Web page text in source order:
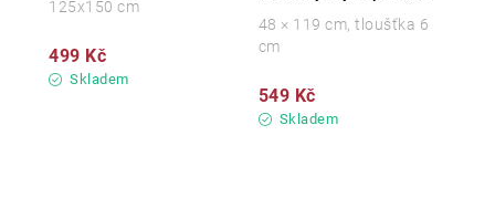
Skladem
499 Kč
125x150 cm
Skladem
549 Kč
48 × 119 cm, tloušťka 6
cm